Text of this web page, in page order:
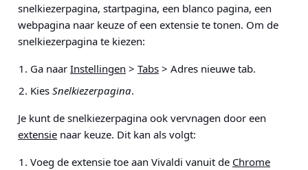
snelkiezerpagina, startpagina, een blanco pagina, een
webpagina naar keuze of een extensie te tonen. Om de
snelkiezerpagina te kiezen:
Ga naar Instellingen > Tabs > Adres nieuwe tab.
Kies Snelkiezerpagina.
Je kunt de snelkiezerpagina ook vervnagen door een
extensie naar keuze. Dit kan als volgt:
Voeg de extensie toe aan Vivaldi vanuit de Chrome